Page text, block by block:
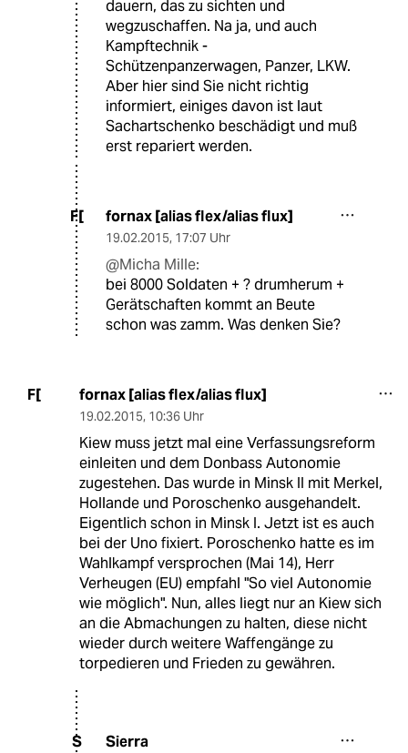
dauern, das zu sichten und
wegzuschaffen. Na ja, und auch
Kampftechnik -
Schützenpanzerwagen, Panzer, LKW.
Aber hier sind Sie nicht richtig
informiert, einiges davon ist laut
Sachartschenko beschädigt und muß
erst repariert werden.
F[ fornax [alias flex/alias flux]
19.02.2015, 17:07 Uhr
@Micha Mille:
bei 8000 Soldaten + ? drumherum +
Gerätschaften kommt an Beute
schon was zamm. Was denken Sie?
F[ fornax [alias flex/alias flux]
19.02.2015, 10:36 Uhr
Kiew muss jetzt mal eine Verfassungsreform
einleiten und dem Donbass Autonomie
zugestehen. Das wurde in Minsk II mit Merkel,
Hollande und Poroschenko ausgehandelt.
Eigentlich schon in Minsk I. Jetzt ist es auch
bei der Uno fixiert. Poroschenko hatte es im
Wahlkampf versprochen (Mai 14), Herr
Verheugen (EU) empfahl "So viel Autonomie
wie möglich". Nun, alles liegt nur an Kiew sich
an die Abmachungen zu halten, diese nicht
wieder durch weitere Waffengänge zu
torpedieren und Frieden zu gewähren.
S Sierra